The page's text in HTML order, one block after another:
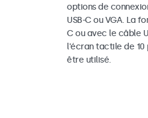
options de
USB-C ou VGA. La
C ou avec le câble
l'écran tactile de
être utilisé.